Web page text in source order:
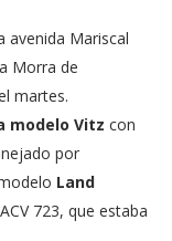
avenida Mariscal
Morra de
martes.
modelo Vitz con
por
Land
723, que estaba